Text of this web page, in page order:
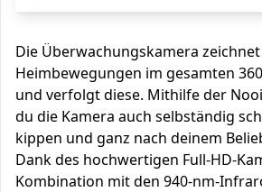
Die Überwachungskamera
Heimbewegungen im gesamten
und verfolgt diese. Mithilfe der
du die Kamera auch selbständig
kippen und ganz nach deinem
Dank des hochwertigen Full-HD-
Kombination mit den 940-nm-